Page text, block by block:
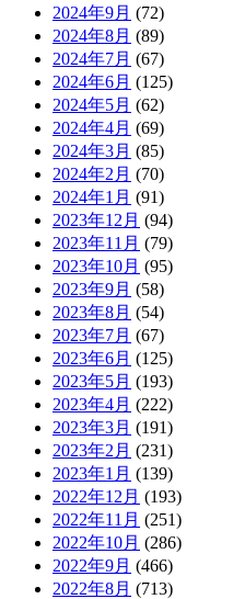
2024年9月 (72)
2024年8月 (89)
2024年7月 (67)
2024年6月 (125)
2024年5月 (62)
2024年4月 (69)
2024年3月 (85)
2024年2月 (70)
2024年1月 (91)
2023年12月 (94)
2023年11月 (79)
2023年10月 (95)
2023年9月 (58)
2023年8月 (54)
2023年7月 (67)
2023年6月 (125)
2023年5月 (193)
2023年4月 (222)
2023年3月 (191)
2023年2月 (231)
2023年1月 (139)
2022年12月 (193)
2022年11月 (251)
2022年10月 (286)
2022年9月 (466)
2022年8月 (713)